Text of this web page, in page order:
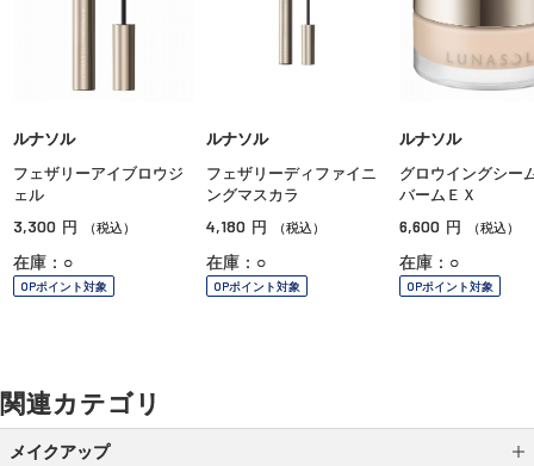
ルナソル
フェザリーアイブロウジ
ェル
3,300 円 （税込）
在庫：○
OPポイント対象
ルナソル
フェザリーディファイニ
ングマスカラ
4,180 円 （税込）
在庫：○
OPポイント対象
ルナソル
グロウイングシー
バームＥＸ
6,600 円 （税込）
在庫：○
OPポイント対象
関連カテゴリ
メイクアップ